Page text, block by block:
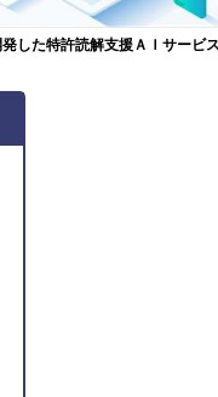
発した特許読解支援ＡＩサービス